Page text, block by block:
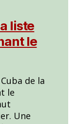
liste
le
de la
le
Une